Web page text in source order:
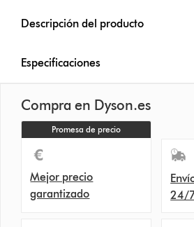
Descripción del producto
Especificaciones
Compra en Dyson.es
Promesa de precio
Mejor precio
garantizado
24/